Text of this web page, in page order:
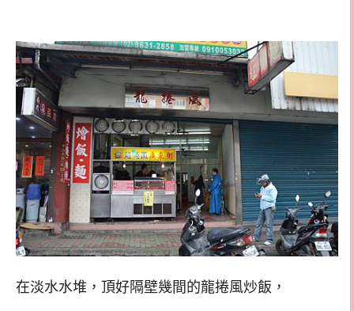
在淡水水堆，頂好隔壁幾間的龍捲風炒飯，